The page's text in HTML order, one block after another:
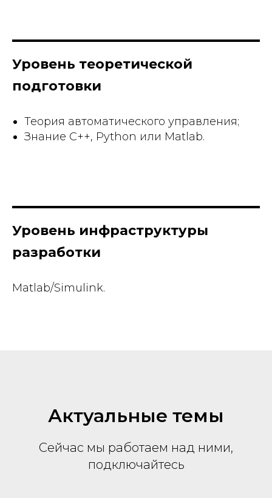
Уровень теоретической
подготовки
Теория автоматического управления;
Знание С++, Python или Matlab.
Уровень инфраструктуры
разработки
Matlab/Simulink.
Актуальные темы
Сейчас мы работаем над ними,
подключайтесь